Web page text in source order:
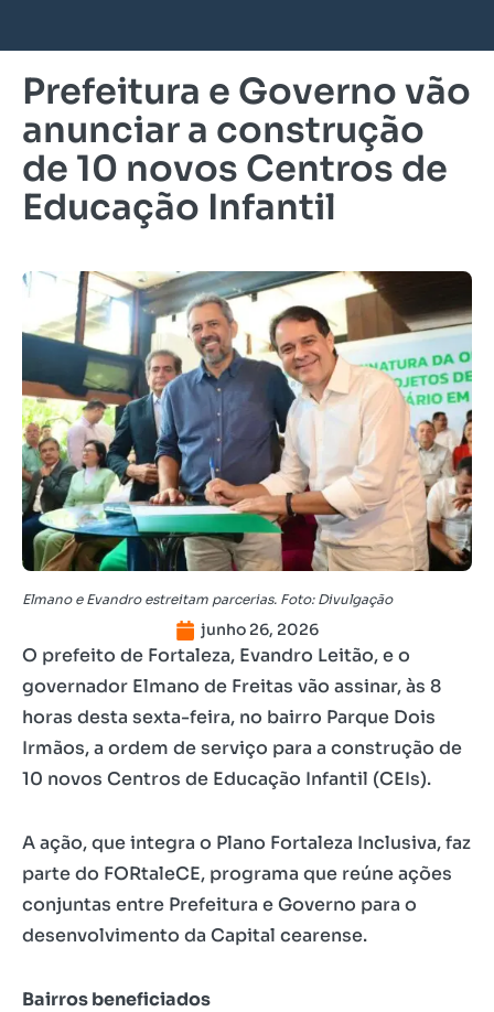
Prefeitura e Governo vão
anunciar a construção
de 10 novos Centros de
Educação Infantil
Elmano e Evandro estreitam parcerias. Foto: Divulgação
junho 26, 2026
O prefeito de Fortaleza, Evandro Leitão, e o
governador Elmano de Freitas vão assinar, às 8
horas desta sexta-feira, no bairro Parque Dois
Irmãos, a ordem de serviço para a construção de
10 novos Centros de Educação Infantil (CEIs).
A ação, que integra o Plano Fortaleza Inclusiva, faz
parte do FORtaleCE, programa que reúne ações
conjuntas entre Prefeitura e Governo para o
desenvolvimento da Capital cearense.
Bairros beneficiados